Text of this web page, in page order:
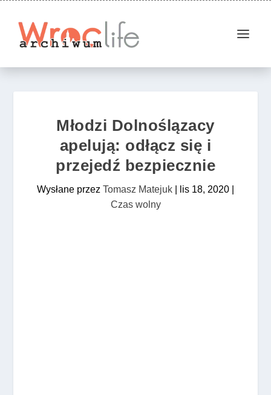
Młodzi Dolnoślązacy
apelują: odłącz się i
przejedź bezpiecznie
Wysłane przez Tomasz Matejuk lis 18, 2020
Czas wolny